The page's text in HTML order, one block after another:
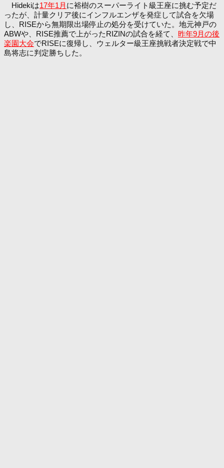
Hidekiは17年1月 に裕樹のスーパーライト級王座に挑む予定だ
ったが、計量クリア後にインフルエンザを発症して試合を欠場
し、RISEから無期限出場停止の処分を受けていた。地元神戸の
ABWや、RISE推薦で上がったRIZINの試合を経て、 昨年9月の後
楽園大会でRISEに復帰し、ウェルター級王座挑戦者決定戦で中
島将志に判定勝ちした。